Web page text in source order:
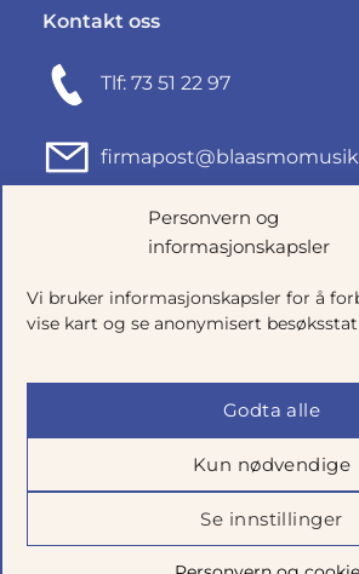
Personvern og
informasjonskapsler
Vi bruker informasjonskapsler for å
vise kart og se anonymisert
Godta alle
Kun nødvendige
Se innstillinger
Kontakt oss
Tlf: 73 51 22 97
Fjordgata 46, 7010
Org.nr: 935434165
Salgsbetingelser|Personvern|